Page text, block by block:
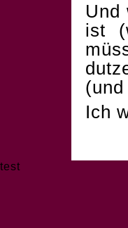
Und
ist
Ich
test